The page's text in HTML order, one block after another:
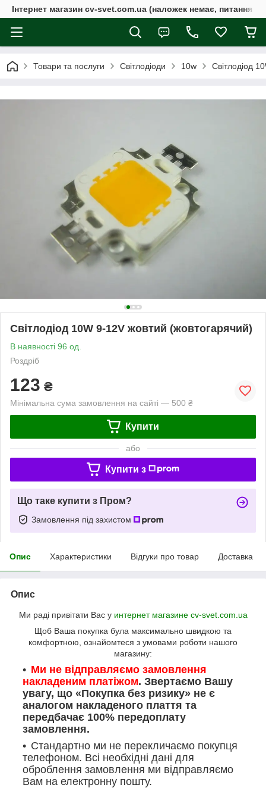
Інтернет магазин cv-svet.com.ua (наложек немає, питання у
Товари та послуги Світлодіоди 10w Світлодіод
Світлодіод 10W 9-12V жовтий (жовтогарячий)
В наявності 96 од.
Роздріб
123 ₴
Мінімальна сума замовлення на сайті — 500 ₴
Купити
або
Купити з
Що таке купити з Пром?
Замовлення під захистом
Опис Характеристики Відгуки про товар Доставка
Опис
Ми раді привітати Вас у интернет магазине cv-svet.com.ua
Щоб Ваша покупка була максимально швидкою та
комфортною, ознайомтеся з умовами роботи нашого
магазину:
Ми не відправляємо замовлення
накладеним платіжом. Звертаємо Вашу
увагу, що «Покупка без ризику» не є
аналогом накладеного плаття та
передбачає 100% передоплату
замовлення.
Стандартно ми не перекличаємо покупця
телефоном. Всі необхідні дані для
оброблення замовлення ми відправляємо
Вам на електронну пошту.